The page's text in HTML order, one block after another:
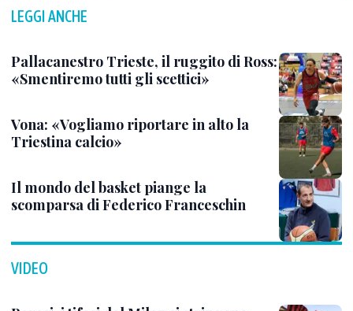
LEGGI ANCHE
Pallacanestro Trieste, il ruggito di Ross:
«Smentiremo tutti gli scettici»
Vona: «Vogliamo riportare in alto la
Triestina calcio»
Il mondo del basket piange la
scomparsa di Federico Franceschin
VIDEO